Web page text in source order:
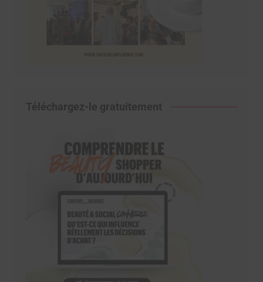
Téléchargez-le gratuitement